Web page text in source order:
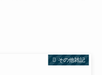
その他雑記